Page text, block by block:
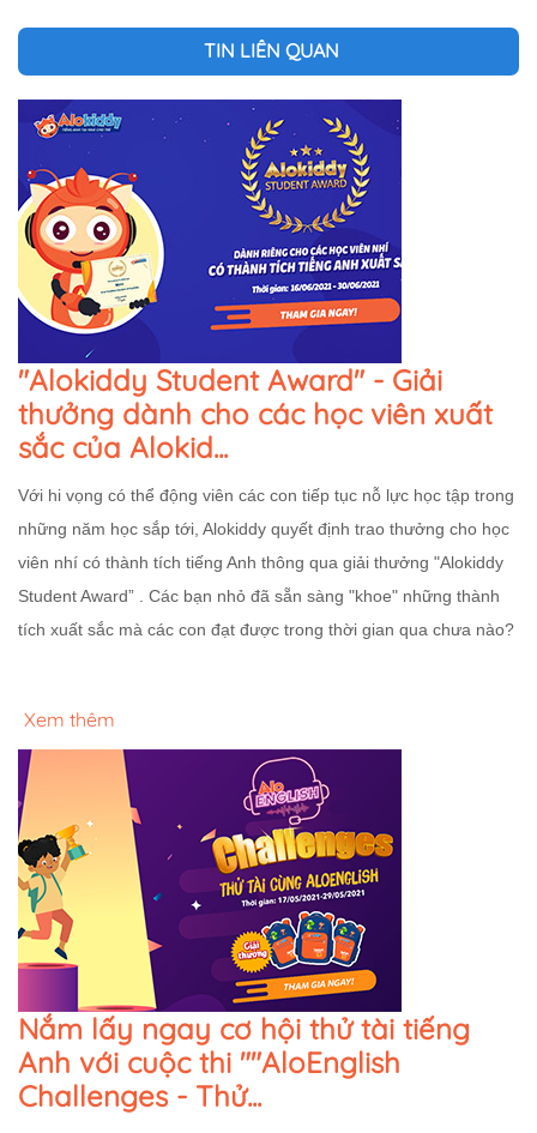
TIN LIÊN QUAN
"Alokiddy Student Award" - Giải
thưởng dành cho các học viên xuất
sắc của Alokid...
Với hi vọng có thể động viên các con tiếp tục nỗ lực học tập trong
những năm học sắp tới, Alokiddy quyết định trao thưởng cho học
viên nhí có thành tích tiếng Anh thông qua giải thưởng "Alokiddy
Student Award” . Các bạn nhỏ đã sẵn sàng "khoe" những thành
tích xuất sắc mà các con đạt được trong thời gian qua chưa nào?
Xem thêm
Nắm lấy ngay cơ hội thử tài tiếng
Anh với cuộc thi ""AloEnglish
Challenges - Thử...